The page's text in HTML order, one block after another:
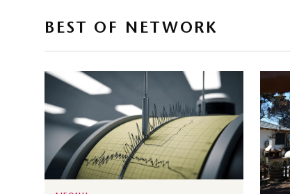
BEST OF NETWORK